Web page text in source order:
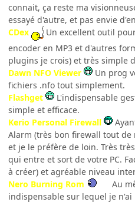
connait, ça reste ma
essayé d'autre, et pas envie
CDex
Un excellent outil
encoder en MP3 et d'autres
plugins je crois) et très simple
Dawn NFO Viewer
Un prog
fichiers .nfo tout simplement.
Flashget
L'indispensable
simple et efficace.
Kerio Personal Firewall
Alarm (très bon firewall tout de
et je le préfère de loin. Très
qui entre et sort de votre PC.
à créer) et agréable niveau
Nero Burning Rom
Au
indispensable sur lequel je